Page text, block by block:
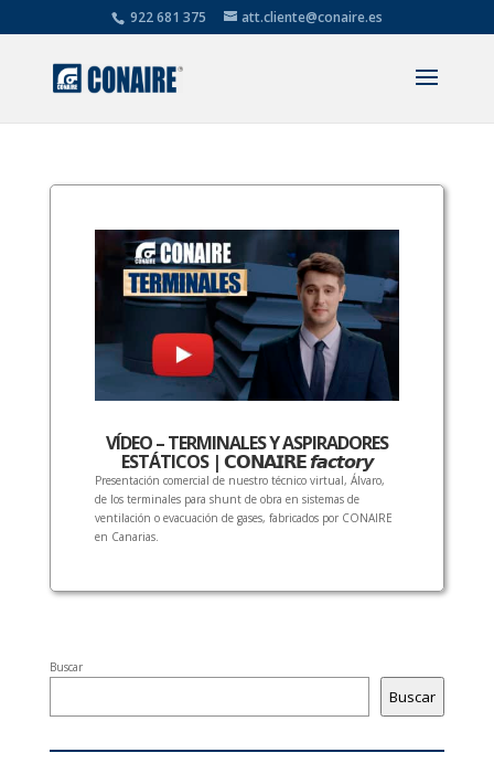
922 681 375 att.cliente@conaire.es
VÍDEO – TERMINALES Y ASPIRADORES
ESTÁTICOS | 𝗖𝗢𝗡𝗔𝗜𝗥𝗘 𝙛𝙖𝙘𝙩𝙤𝙧𝙮
Presentación comercial de nuestro técnico virtual, Álvaro,
de los terminales para shunt de obra en sistemas de
ventilación o evacuación de gases, fabricados por CONAIRE
en Canarias.
Buscar
Buscar